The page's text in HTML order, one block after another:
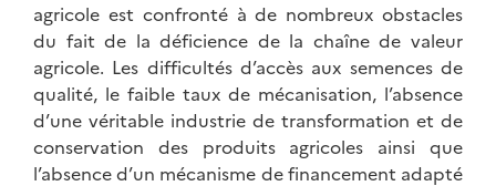
agricole est confronté à de nombreux obstacles
du fait de la déficience de la chaîne de valeur
agricole. Les difficultés d’accès aux semences de
qualité, le faible taux de mécanisation, l’absence
d’une véritable industrie de transformation et de
conservation des produits agricoles ainsi que
l’absence d’un mécanisme de financement adapté